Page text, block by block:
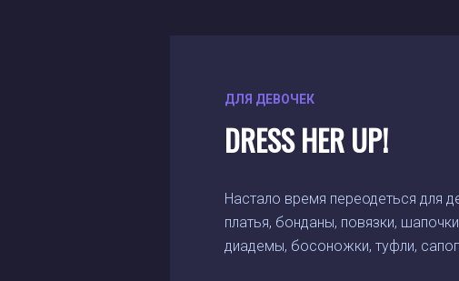
ДЛЯ ДЕВОЧЕК
DRESS HER UP!
Настало время переодеться для
платья, бонданы, повязки,
диадемы, босоножки, туфли,